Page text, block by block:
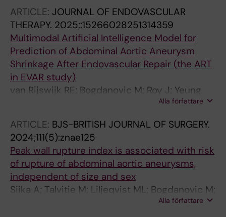
ARTICLE: JOURNAL OF ENDOVASCULAR
THERAPY. 2025;:15266028251314359
Multimodal Artificial Intelligence Model for
Prediction of Abdominal Aortic Aneurysm
Shrinkage After Endovascular Repair (the ART
in EVAR study)
van Rijswijk RE; Bogdanovic M; Roy J; Yeung
KK; Zeebregts CJ; Geelkerken RH; Jebbink EG;
Alla författare
ARTICLE: BJS-BRITISH JOURNAL OF SURGERY.
2024;111(5):znae125
Peak wall rupture index is associated with risk
of rupture of abdominal aortic aneurysms,
independent of size and sex
Siika A; Talvitie M; Liljeqvist ML; Bogdanovic M;
Alla författare